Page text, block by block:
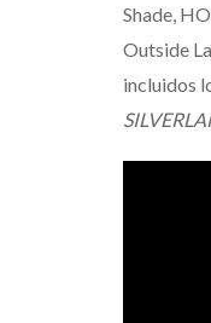
Shade,
Outside
incluidos